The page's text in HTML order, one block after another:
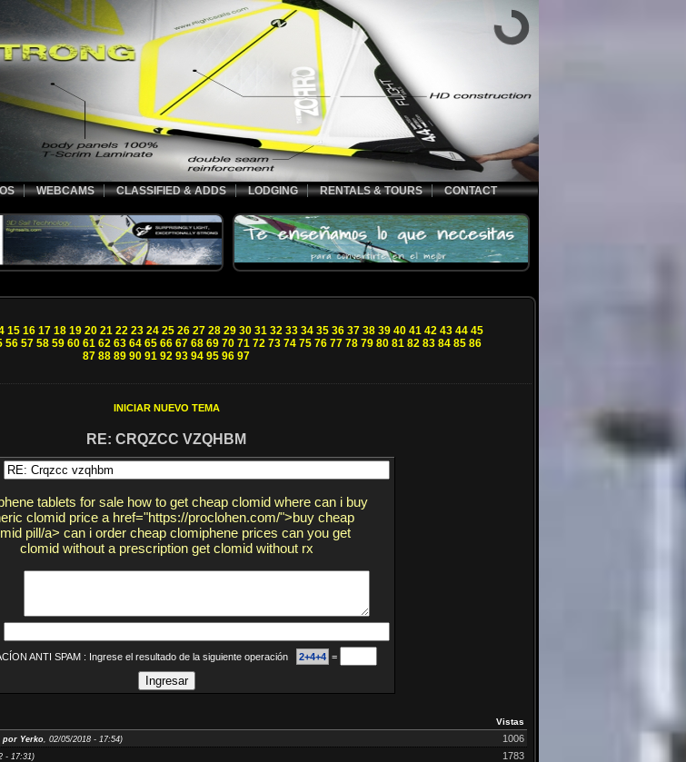
WEBCAMS CLASSIFIED & ADDS LODGING RENTALS & TOURS CONTACT
15 16 17 18 19 20 21 22 23 24 25 26 27 28 29 30 31 32 33 34 35 36 37 38 39 40 41 42 43 44 45
56 57 58 59 60 61 62 63 64 65 66 67 68 69 70 71 72 73 74 75 76 77 78 79 80 81 82 83 84 85 86
87 88 89 90 91 92 93 94 95 96 97
INICIAR NUEVO TEMA
RE: CRQZCC VZQHBM
tablets for sale how to get cheap clomid where can i buy
clomid price a href="https://proclohen.com/">buy cheap
pill/a> can i order cheap clomiphene prices can you get
clomid without a prescription get clomid without rx
ANTI SPAM : Ingrese el resultado de la siguiente operación 2+4+4 =
Vistas
1006
por Yerko, 02/05/2018 - 17:54)
1783
- 17:31)